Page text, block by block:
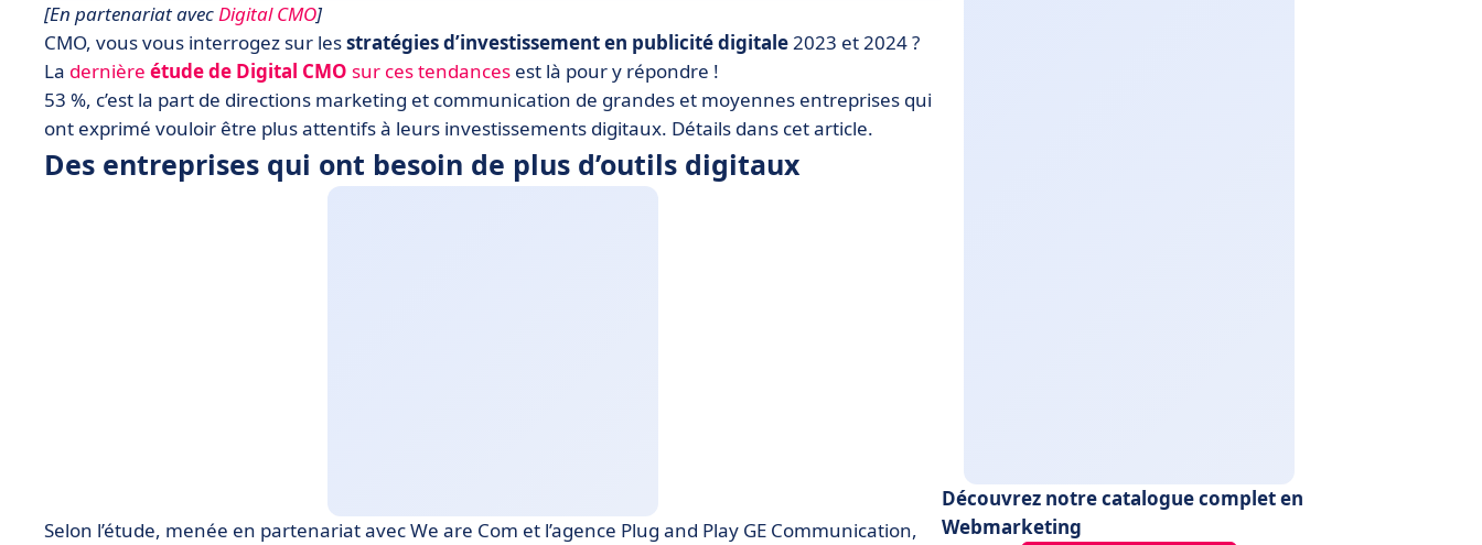
• Des entreprises qui ont besoin de plus d’outils digitaux
• Une tendance qui se confirme pour 2024
[En partenariat avecDigital CMO]
CMO, vous vous interrogez sur lesstratégies d’investissement en publicité digitale2023 et 2024 ?
La dernière étude de Digital CMO sur ces tendances est là pour y répondre !
53 %, c’est la part de directions marketing et communication de grandes et moyennes entreprises qui
ont exprimé vouloir être plus attentifs à leurs investissements digitaux. Détails dans cet article.
Des entreprises qui ont besoin de plus d’outils digitaux
Selon l’étude, menée en partenariat avec We are Com et l’agence Plug and Play GE Communication,
Découvrez notre catalogue complet en
Webmarketing